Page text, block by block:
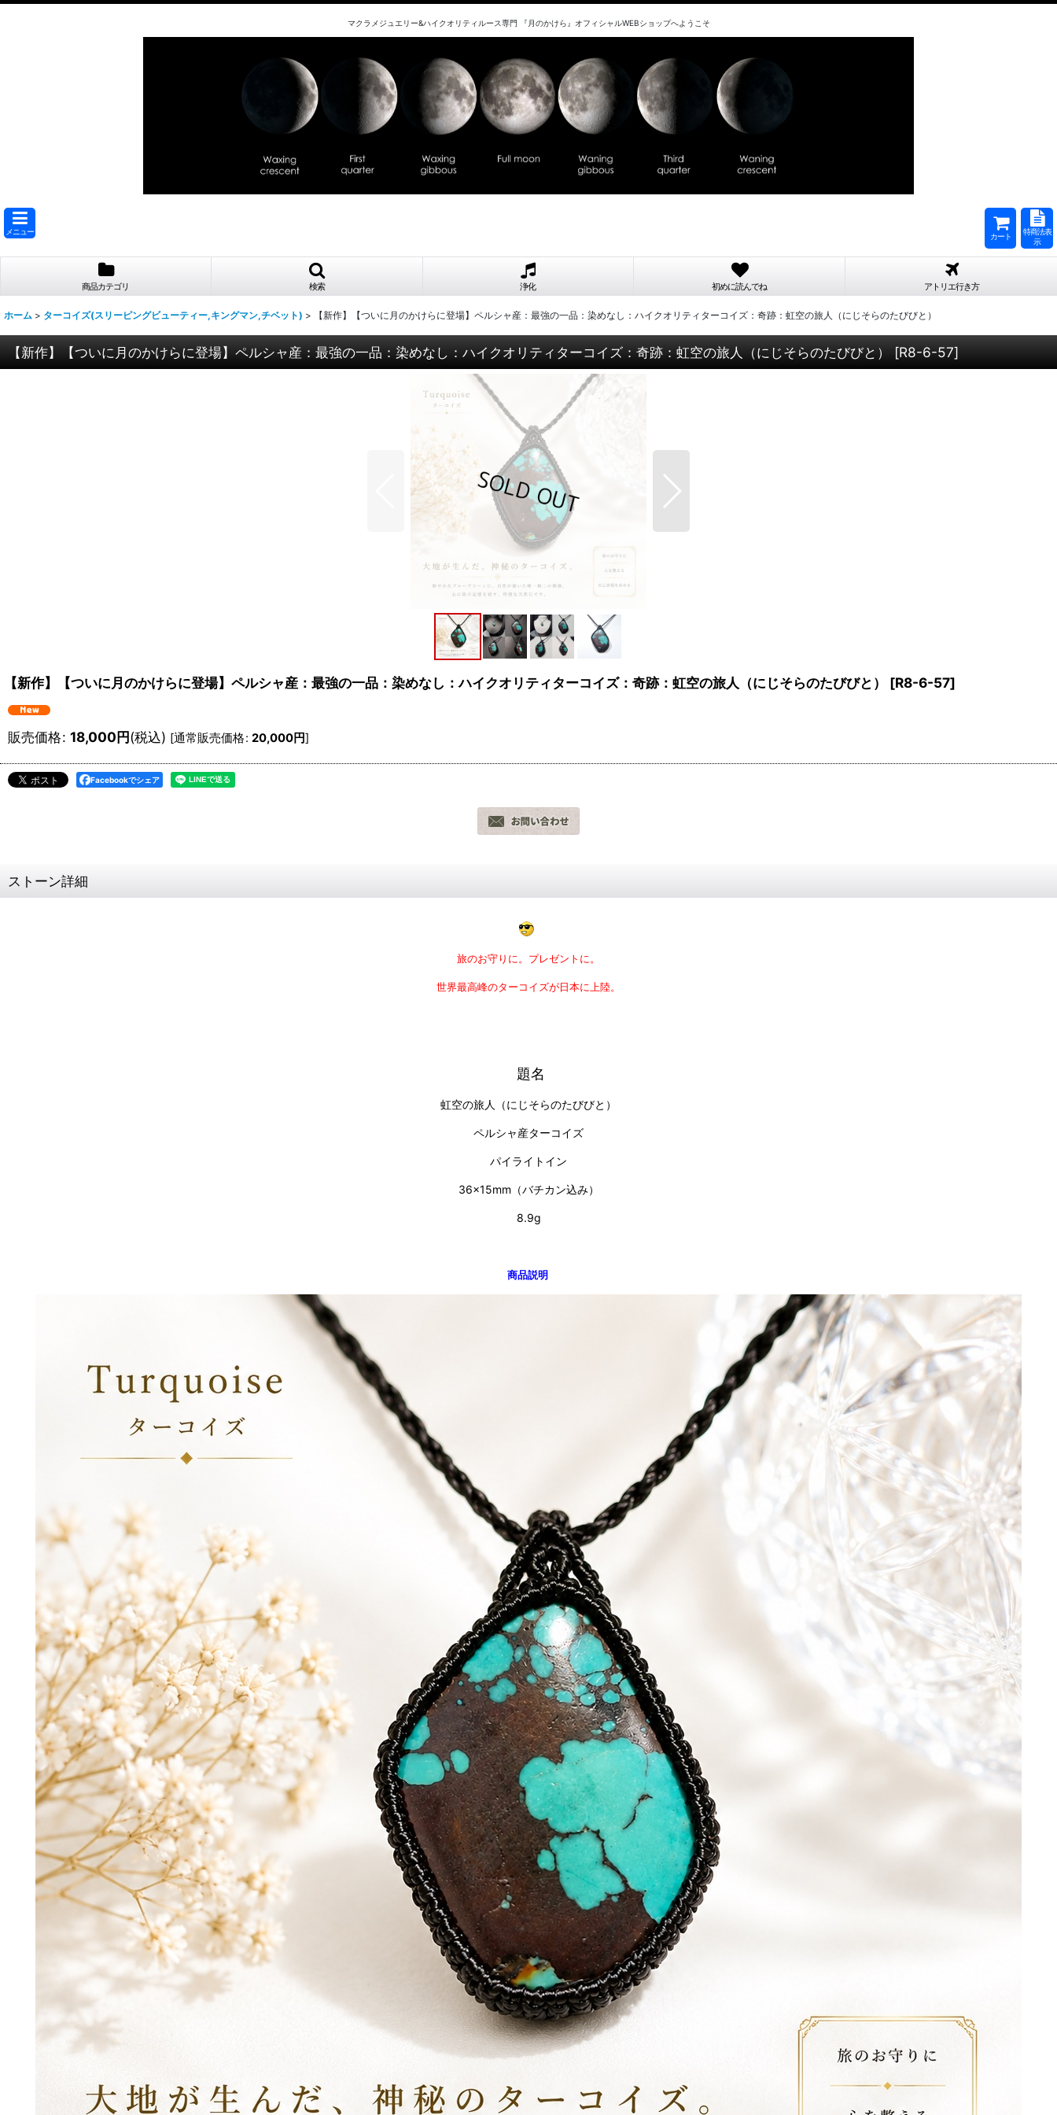
マクラメジュエリー&ハイクオリティルース専門 『月のかけら』オフィシャルWEBショップへようこそ
メニュー
カート
特商法表
示
商品カテゴリ 検索 浄化 初めに読んでね アトリエ行き方
ホーム > ターコイズ(スリーピングビューティー,キングマン,チベット) > 【新作】【ついに月のかけらに登場】ペルシャ産：最強の一品：染めなし：ハイクオリティターコイズ：奇跡：虹空の旅人（にじそらのたびびと）
【新作】【ついに月のかけらに登場】ペルシャ産：最強の一品：染めなし：ハイクオリティターコイズ：奇跡：虹空の旅人（にじそらのたびびと） [R8-6-57]
【新作】【ついに月のかけらに登場】ペルシャ産：最強の一品：染めなし：ハイクオリティターコイズ：奇跡：虹空の旅人（にじそらのたびびと） [R8-6-57]
販売価格: 18,000円(税込) [通常販売価格: 20,000円]
Facebookでシェア
ストーン詳細
旅のお守りに。プレゼントに。
世界最高峰のターコイズが日本に上陸。
題名
虹空の旅人（にじそらのたびびと）
ペルシャ産ターコイズ
パイライトイン
36×15mm（バチカン込み）
8.9g
商品説明